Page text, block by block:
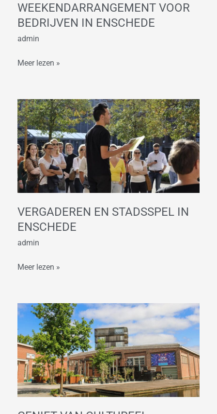
WEEKENDARRANGEMENT VOOR
BEDRIJVEN IN ENSCHEDE
admin
Meer lezen »
VERGADEREN EN STADSSPEL IN
ENSCHEDE
admin
Vergaderen
en
Stadsspel
in
Enschede
Meer lezen »
Geniet
Cultureel
Enschede